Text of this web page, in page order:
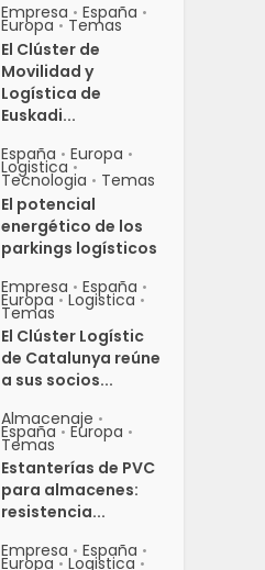
Empresa • España •
Europa • Temas
El Clúster de
Movilidad y
Logística de
Euskadi...
España • Europa •
Logistica •
Tecnologia • Temas
El potencial
energético de los
parkings logísticos
Empresa • España •
Europa • Logistica •
Temas
El Clúster Logístic
de Catalunya reúne
a sus socios...
Almacenaje •
España • Europa •
Temas
Estanterías de PVC
para almacenes:
resistencia...
Empresa • España •
Europa • Logistica •